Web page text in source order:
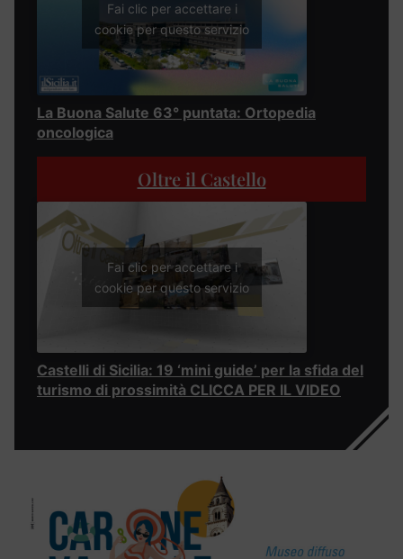
Fai clic per accettare i
cookie per questo servizio
La Buona Salute 63° puntata: Ortopedia
oncologica
Oltre il Castello
Fai clic per accettare i
cookie per questo servizio
Castelli di Sicilia: 19 ‘mini guide’ per la sfida del
turismo di prossimità CLICCA PER IL VIDEO